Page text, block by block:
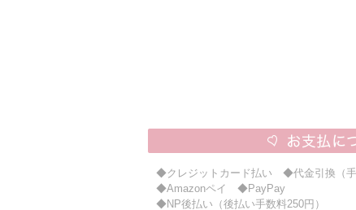
◆クレジットカード払い ◆代金引換（手
◆Amazonペイ ◆PayPay
◆NP後払い（後払い手数料250円）